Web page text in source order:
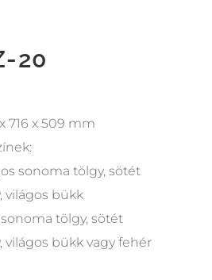
20
716 x 509 mm
sonoma tölgy, sötét
világos bükk
tölgy, sötét
világos bükk vagy fehér